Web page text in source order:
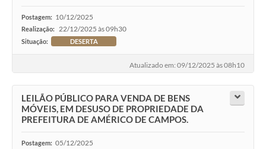
Postagem: 10/12/2025
Realização: 22/12/2025 às 09h30
Situação: DESERTA
Atualizado em: 09/12/2025 às 08h10
LEILÃO PÚBLICO PARA VENDA DE BENS
MÓVEIS, EM DESUSO DE PROPRIEDADE DA
PREFEITURA DE AMÉRICO DE CAMPOS.
Postagem: 05/12/2025